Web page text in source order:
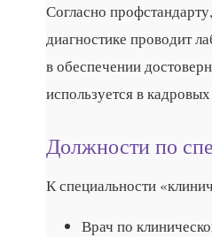
Согласно профстандарту,
диагностике проводит
в обеспечении
используется в
Должности по
К специальности
Врач по